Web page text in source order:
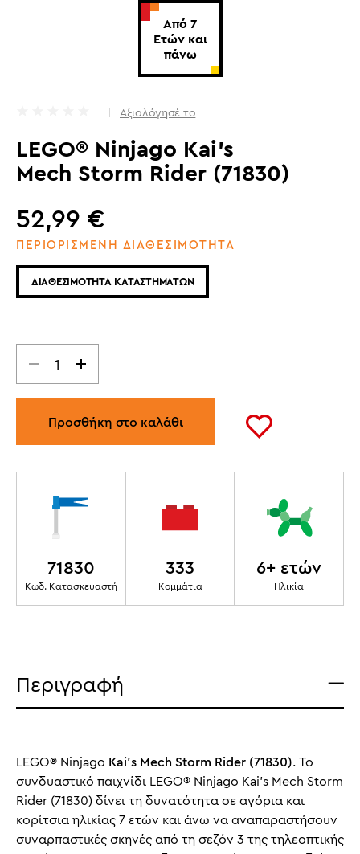
Από 7
Ετών και
πάνω
Αξιολόγησέ το
LEGO® Ninjago Kai's
Mech Storm Rider (71830)
52,99 €
ΠΕΡΙΟΡΙΣΜΕΝΗ ΔΙΑΘΕΣΙΜΟΤΗΤΑ
ΔΙΑΘΕΣΙΜΟΤΗΤΑ ΚΑΤΑΣΤΗΜΑΤΩΝ
Προσθήκη στο καλάθι
71830
Κωδ. Κατασκευαστή
333
Κομμάτια
6+ ετών
Ηλικία
Περιγραφή
LEGO® Ninjago Kai's Mech Storm Rider (71830). Το
συνδυαστικό παιχνίδι LEGO® Ninjago Kai's Mech Storm
Rider (71830) δίνει τη δυνατότητα σε αγόρια και
κορίτσια ηλικίας 7 ετών και άνω να αναπαραστήσουν
συναρπαστικές σκηνές από τη σεζόν 3 της τηλεοπτικής